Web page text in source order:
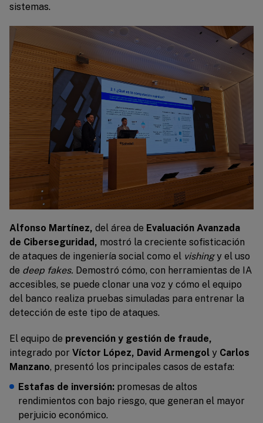
sistemas.
Alfonso Martínez, del área de Evaluación Avanzada
de Ciberseguridad, mostró la creciente sofisticación
de ataques de ingeniería social como el vishingy el uso
de deep fakes. Demostró cómo, con herramientas de IA
accesibles, se puede clonar una voz y cómo el equipo
del banco realiza pruebas simuladas para entrenar la
detección de este tipo de ataques.
El equipo de prevención y gestión de fraude,
integrado por Víctor López, David Armengol y Carlos
Manzano, presentó los principales casos de estafa:
Estafas de inversión: promesas de altos
rendimientos con bajo riesgo, que generan el mayor
perjuicio económico.